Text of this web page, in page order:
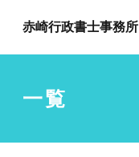
赤崎行政書士事務所
一覧